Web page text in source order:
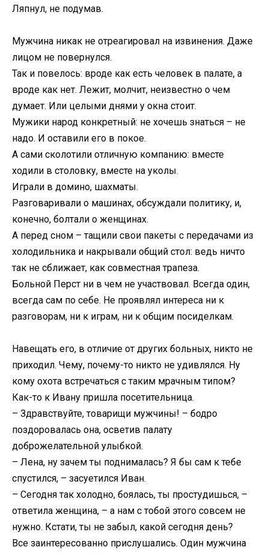
Ляпнул, не подумав.
Мужчина никак не отреагировал на извинения. Даже
лицом не повернулся.
Так и повелось: вроде как есть человек в палате, а
вроде как нет. Лежит, молчит, неизвестно о чем
думает. Или целыми днями у окна стоит.
Мужики народ конкретный: не хочешь знаться – не
надо. И оставили его в покое.
А сами сколотили отличную компанию: вместе
ходили в столовку, вместе на уколы.
Играли в домино, шахматы.
Разговаривали о машинах, обсуждали политику, и,
конечно, болтали о женщинах.
А перед сном – тащили свои пакеты с передачами из
холодильника и накрывали общий стол: ведь ничто
так не сближает, как совместная трапеза.
Больной Перст ни в чем не участвовал. Всегда один,
всегда сам по себе. Не проявлял интереса ни к
разговорам, ни к играм, ни к общим посиделкам.
Навещать его, в отличие от других больных, никто не
приходил. Чему, почему-то никто не удивлялся. Ну
кому охота встречаться с таким мрачным типом?
Как-то к Ивану пришла посетительница.
– Здравствуйте, товарищи мужчины! – бодро
поздоровалась она, осветив палату
доброжелательной улыбкой.
– Лена, ну зачем ты поднималась? Я бы сам к тебе
спустился, – засуетился Иван.
– Сегодня так холодно, боялась, ты простудишься, –
ответила женщина, – а нам с тобой этого совсем не
нужно. Кстати, ты не забыл, какой сегодня день?
Все заинтересованно прислушались. Один мужчина